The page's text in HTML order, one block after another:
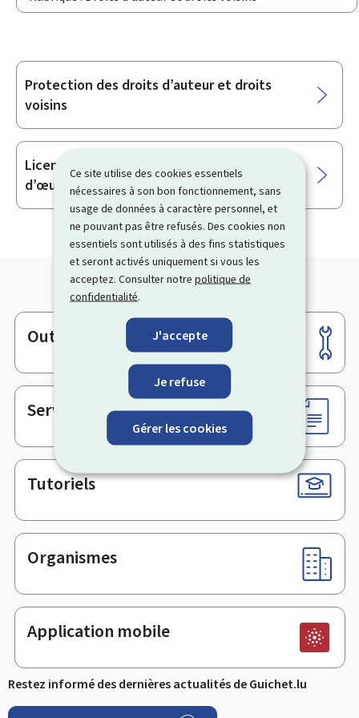
Ce site utilise des cookies essentiels
nécessaires à son bon fonctionnement, sans
usage de données à caractère personnel, et
ne pouvant pas être refusés. Des cookies non
essentiels sont utilisés à des fins statistiques
et seront activés uniquement si vous les
acceptez. Consulter notrepolitique de
confidentialité.
J'accepte
Je refuse
Gérer les cookies
Sous-
rubriques
Protection des droits d’auteur et droits
voisins
Licence d’autorisation de reproduction
d’œuvres écrites et visuelles fixes
Pied
de
page
Outils
Services en ligne & Formulaires
Tutoriels
Organismes
Application mobile
Restez informé des dernières actualités de Guichet.lu